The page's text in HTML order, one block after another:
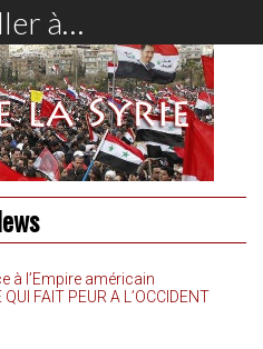
à…
à l’Empire américain
QUI FAIT PEUR A L’OCCIDENT